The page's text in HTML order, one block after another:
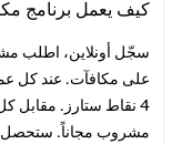
كيف يعمل برنامج
سجّل أونلاين، اطلب